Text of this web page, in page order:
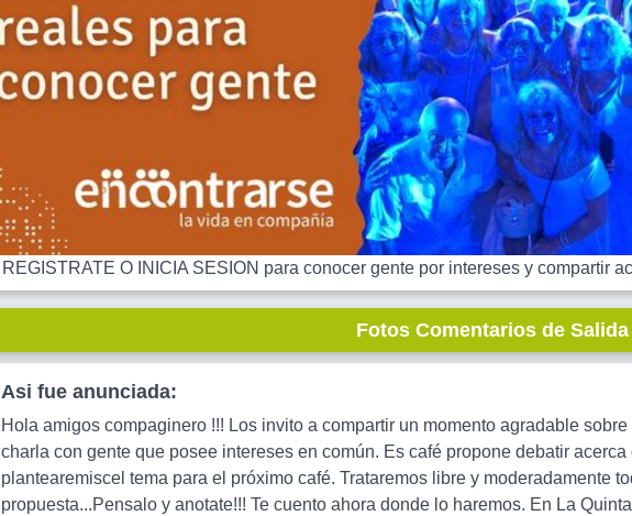
REGISTRATE O INICIA SESION para conocer gente por intereses y compartir
Fotos Comentarios de Salida
Asi fue anunciada:
Hola amigos compaginero !!! Los invito a compartir un momento agradable
charla con gente que posee intereses en común. Es café propone debatir
plantearemiscel tema para el próximo café. Trataremos libre y moderadamente
propuesta...Pensalo y anotate!!! Te cuento ahora donde lo haremos. En La